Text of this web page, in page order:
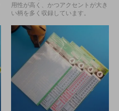
用性が高く、かつアクセントが大き
い柄を多く収録しています。